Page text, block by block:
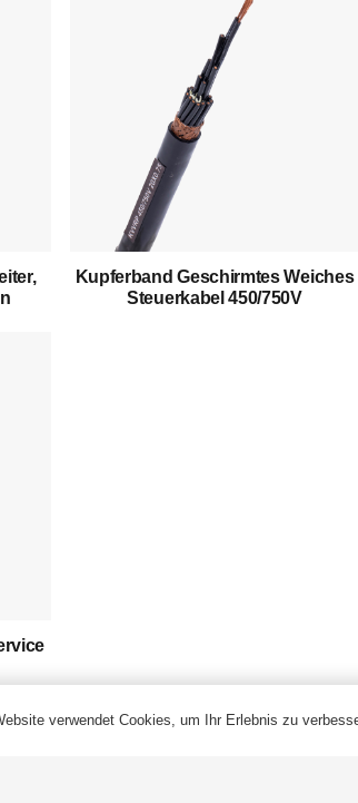
Kupferband Geschirmtes Weiches
Steuerkabel 450/750V
©
verwendet Cookies, um Ihr Erlebnis zu